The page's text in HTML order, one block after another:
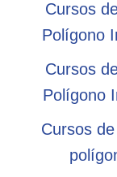
Cursos
Polígono
Cursos
Polígono
Cursos